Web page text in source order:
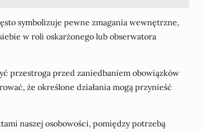
symbolizuje pewne zmagania wewnętrzne,
w roli oskarżonego lub obserwatora
przestroga przed zaniedbaniem obowiązków
że określone działania mogą przynieść
naszej osobowości, pomiędzy potrzebą